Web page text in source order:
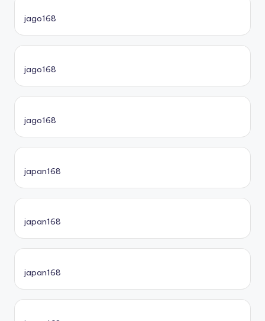
jago168
jago168
jago168
japan168
japan168
japan168